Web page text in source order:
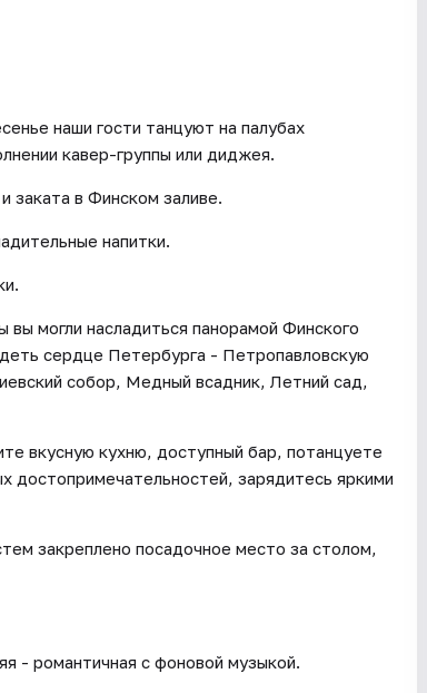
наши гости танцуют на палубах
кавер-группы или диджея.
заката в Финском заливе.
напитки.
могли насладиться панорамой Финского
сердце Петербурга - Петропавловскую
собор, Медный всадник, Летний сад,
вкусную кухню, доступный бар, потанцуете
достопримечательностей, зарядитесь яркими
закреплено посадочное место за столом,
- романтичная с фоновой музыкой.